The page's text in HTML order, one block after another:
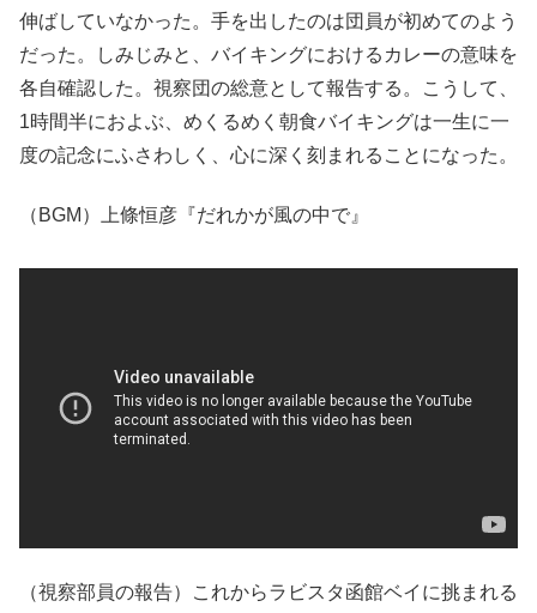
伸ばしていなかった。手を出したのは団員が初めてのよう
だった。しみじみと、バイキングにおけるカレーの意味を
各自確認した。視察団の総意として報告する。こうして、
1時間半におよぶ、めくるめく朝食バイキングは一生に一
度の記念にふさわしく、心に深く刻まれることになった。
（BGM）上條恒彦『だれかが風の中で』
（視察部員の報告）これからラビスタ函館ベイに挑まれる